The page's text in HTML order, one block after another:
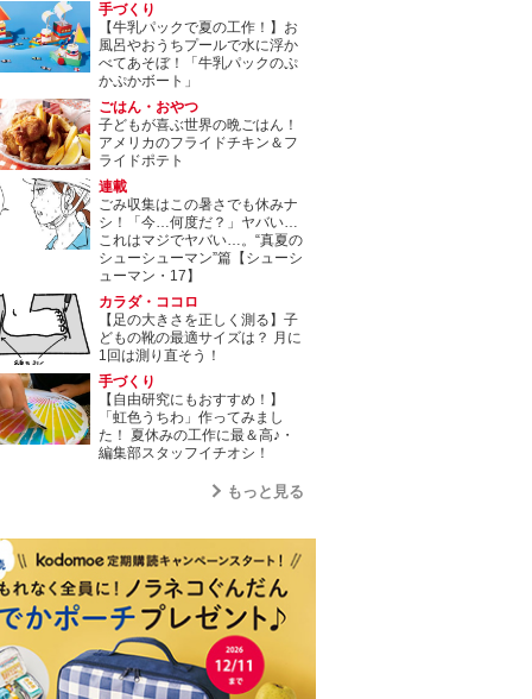
手づくり
【牛乳パックで夏の工作！】お
風呂やおうちプールで水に浮か
べてあそぼ！「牛乳パックのぷ
かぷかボート」
ごはん・おやつ
子どもが喜ぶ世界の晩ごはん！
アメリカのフライドチキン＆フ
ライドポテト
連載
ごみ収集はこの暑さでも休みナ
シ！「今…何度だ？」ヤバい…
これはマジでヤバい…。“真夏の
シューシューマン”篇【シューシ
ューマン・17】
カラダ・ココロ
【足の大きさを正しく測る】子
どもの靴の最適サイズは？ 月に
1回は測り直そう！
手づくり
【自由研究にもおすすめ！】
「虹色うちわ」作ってみまし
た！ 夏休みの工作に最＆高♪・
編集部スタッフイチオシ！
もっと見る